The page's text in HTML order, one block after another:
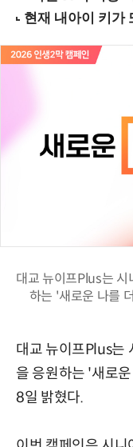
대교 뉴이프Plus는 시
하는 '새로운 나를
대교 뉴이프Plus는
을 응원하는 '새로
8일 밝혔다.